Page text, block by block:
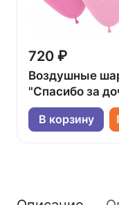
720 ₽
Воздушные
"Спасибо за
В корзину